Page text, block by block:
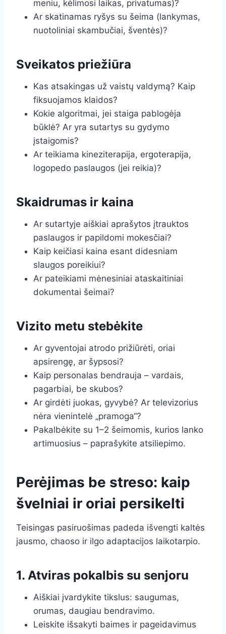
meniu, kėlimosi laikas, privatumas)?
Ar skatinamas ryšys su šeima (lankymas,
nuotoliniai skambučiai, šventės)?
Sveikatos priežiūra
Kas atsakingas už vaistų valdymą? Kaip
fiksuojamos klaidos?
Kokie algoritmai, jei staiga pablogėja
būklė? Ar yra sutartys su gydymo
įstaigomis?
Ar teikiama kineziterapija, ergoterapija,
logopedo paslaugos (jei reikia)?
Skaidrumas ir kaina
Ar sutartyje aiškiai aprašytos įtrauktos
paslaugos ir papildomi mokesčiai?
Kaip keičiasi kaina esant didesniam
slaugos poreikiui?
Ar pateikiami mėnesiniai ataskaitiniai
dokumentai šeimai?
Vizito metu stebėkite
Ar gyventojai atrodo prižiūrėti, oriai
apsirengę, ar šypsosi?
Kaip personalas bendrauja – vardais,
pagarbiai, be skubos?
Ar girdėti juokas, gyvybė? Ar televizorius
nėra vienintelė „pramoga“?
Pakalbėkite su 1–2 šeimomis, kurios lanko
artimuosius – paprašykite atsiliepimo.
Perėjimas be streso: kaip
švelniai ir oriai persikelti
Teisingas pasiruošimas padeda išvengti kaltės
jausmo, chaoso ir ilgo adaptacijos laikotarpio.
1. Atviras pokalbis su senjoru
Aiškiai įvardykite tikslus: saugumas,
orumas, daugiau bendravimo.
Leiskite išsakyti baimes ir pageidavimus